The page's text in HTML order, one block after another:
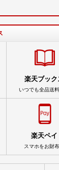
楽天ブック
いつでも全品送
楽天ペイ
スマホをお財